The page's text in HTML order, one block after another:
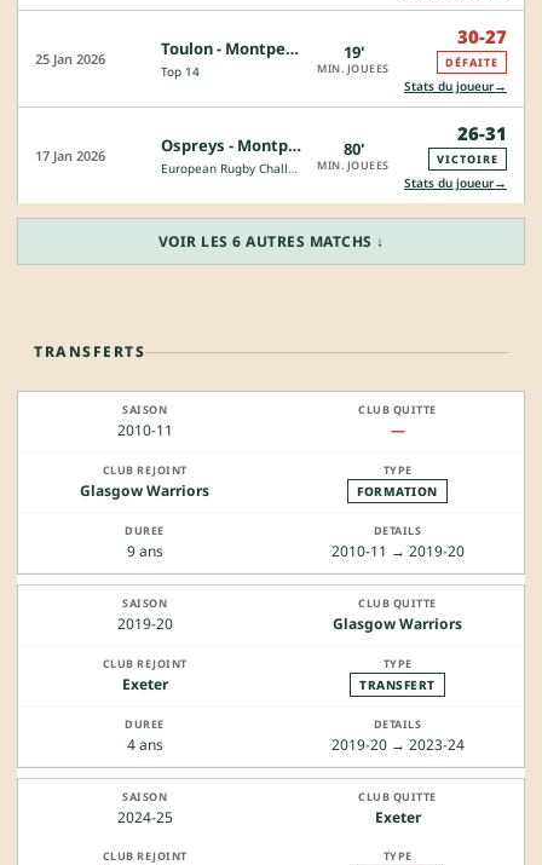
25 Jan 2026 Toulon - Montpellier
Top 14
19'
MIN. JOUEES
30-27
DÉFAITE
Stats du joueur→
17 Jan 2026 Ospreys - Montpellier
European Rugby Challenge Cup
80'
MIN. JOUEES
26-31
VICTOIRE
Stats du joueur→
VOIR LES 6 AUTRES MATCHS ↓
TRANSFERTS
2010-11 —
Glasgow Warriors FORMATION
9 ans 2010-11 → 2019-20
2019-20 Glasgow Warriors
Exeter TRANSFERT
4 ans 2019-20 → 2023-24
2024-25 Exeter